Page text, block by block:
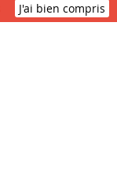
Portail
J'ai bien compris